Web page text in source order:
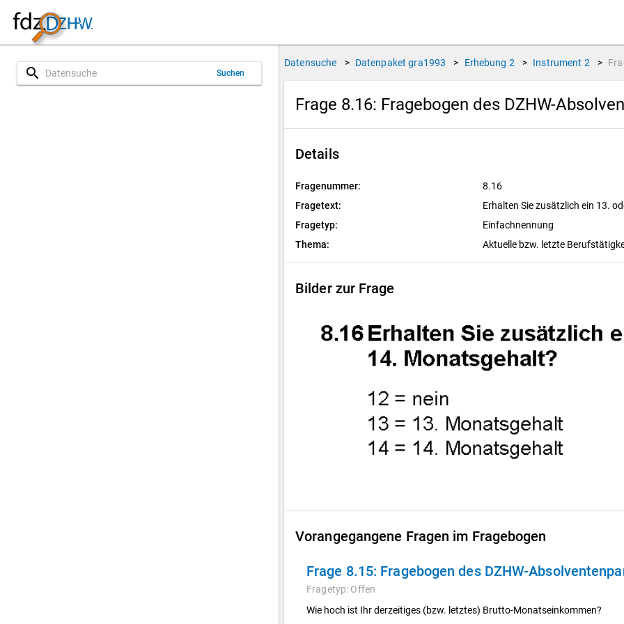
search Suchen
Datensuche > Datenpaket gra1993 > Erhebung 2 > Instrument 2 >
Frage 8.16: Fragebogen des DZHW-
Details
Fragenummer:
8.16
Fragetext:
Erhalten Sie zusätzlich ein 13.
Fragetyp:
Einfachnennung
Thema:
Aktuelle bzw. letzte
Bilder zur Frage
Vorangegangene Fragen im Fragebogen
Frage 8.15: Fragebogen des DZHW-
Fragetyp: Offen
Wie hoch ist Ihr derzeitiges (bzw. letztes) Brutto-Monatseinkommen?